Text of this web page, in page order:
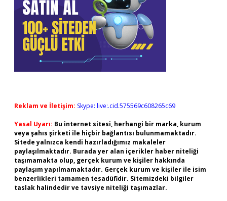
Reklam ve İletişim: Skype: live:.cid.575569c608265c69
Yasal Uyarı: Bu internet sitesi, herhangi bir marka, kurum
veya şahıs şirketi ile hiçbir bağlantısı bulunmamaktadır.
Sitede yalnızca kendi hazırladığımız makaleler
paylaşılmaktadır. Burada yer alan içerikler haber niteliği
taşımamakta olup, gerçek kurum ve kişiler hakkında
paylaşım yapılmamaktadır. Gerçek kurum ve kişiler ile isim
benzerlikleri tamamen tesadüfidir. Sitemizdeki bilgiler
taslak halindedir ve tavsiye niteliği taşımazlar.